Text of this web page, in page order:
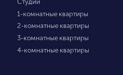
1-комнатные квартиры
2-комнатные квартиры
3-комнатные квартиры
4-комнатные квартиры